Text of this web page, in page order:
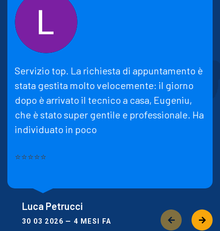
Servizio top. La richiesta di appuntamento è
stata gestita molto velocemente: il giorno
dopo è arrivato il tecnico a casa, Eugeniu,
che è stato super gentile e professionale. Ha
individuato in poco
⭐⭐⭐⭐⭐
Luca Petrucci
30 03 2026 — 4 MESI FA